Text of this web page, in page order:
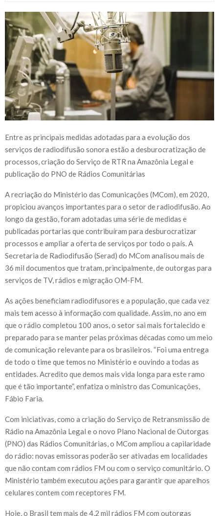
Entre as principais medidas adotadas para a evolução dos
serviços de radiodifusão sonora estão a desburocratização de
processos, criação do Serviço de RTR na Amazônia Legal e
publicação do PNO de Rádios Comunitárias
A recriação do Ministério das Comunicações (MCom), em 2020,
propiciou avanços importantes para o setor de radiodifusão. Ao
longo da gestão, foram adotadas uma série de medidas e
publicadas portarias que contribuíram para desburocratizar
processos e ampliar a oferta de serviços por todo o país. A
Secretaria de Radiodifusão (Serad) do MCom analisou mais de
36 mil documentos que tratam, principalmente, de outorgas para
serviços de TV, rádios e migração OM-FM.
As ações beneficiam radiodifusores e a população, que cada vez
mais tem acesso à informação com qualidade. Assim, no ano em
que o rádio completou 100 anos, o setor sai mais fortalecido e
preparado para se manter pelas próximas décadas como um meio
de comunicação relevante para os brasileiros. “Foi uma entrega
de todo o time que temos no Ministério e ouvindo a todas as
entidades. Acredito que demos mais vida longa para este ramo
que é tão importante”, enfatiza o ministro das Comunicações,
Fábio Faria.
Com iniciativas, como a criação do Serviço de Retransmissão de
Rádio na Amazônia Legal e o novo Plano Nacional de Outorgas
(PNO) das Rádios Comunitárias, o MCom ampliou a capilaridade
do rádio: novas emissoras poderão ser ativadas em localidades
que não contam com rádios FM ou com o serviço comunitário. O
Ministério também executou ações para garantir que aparelhos
celulares contem com receptores FM.
Hoje, o Brasil tem mais de 4,2 mil rádios FM com outorgas